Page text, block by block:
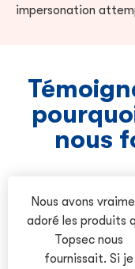
impersonation
nous
Nous avons
adoré les produits
Topsec nous
fournissait. Si je